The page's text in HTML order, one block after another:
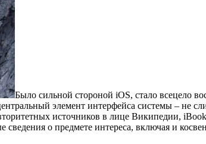
Было сильной стороной iOS, стало всецело
элемент интерфейса системы – не
источников в лице Википедии,
о предмете интереса, включая и